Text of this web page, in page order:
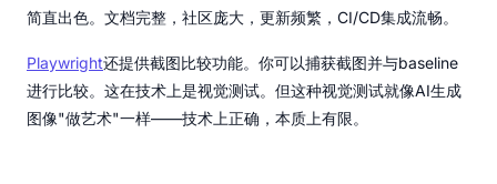
简直出色。文档完整，社区庞大，更新频繁，CI/CD集成流畅。
Playwright还提供截图比较功能。你可以捕获截图并与baseline
进行比较。这在技术上是视觉测试。但这种视觉测试就像AI生成
图像"做艺术"一样——技术上正确，本质上有限。